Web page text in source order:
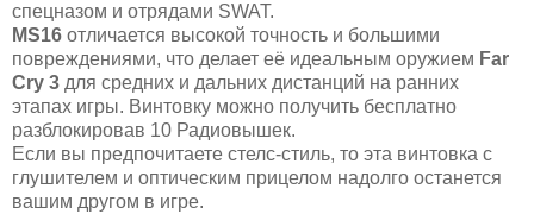
спецназом и отрядами SWAT.
MS16 отличается высокой точность и большими
повреждениями, что делает её идеальным оружием Far
Cry 3 для средних и дальних дистанций на ранних
этапах игры. Винтовку можно получить бесплатно
разблокировав 10 Радиовышек.
Если вы предпочитаете стелс-стиль, то эта винтовка с
глушителем и оптическим прицелом надолго останется
вашим другом в игре.